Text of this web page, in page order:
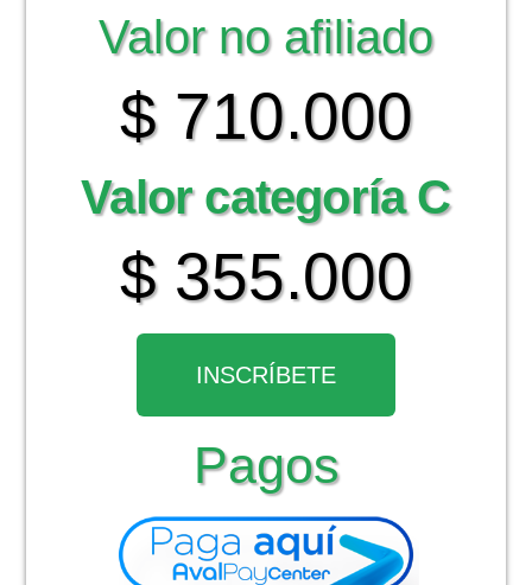
Valor no afiliado
$ 710.000
Valor categoría C
$ 355.000
INSCRÍBETE
Pagos